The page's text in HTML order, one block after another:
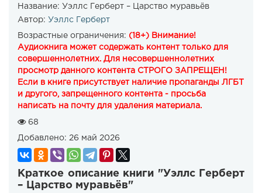
Название: Уэллс Герберт – Царство муравьёв
Автор: Уэллс Герберт
Возрастные ограничения: (18+) Внимание!
Аудиокнига может содержать контент только для
совершеннолетних. Для несовершеннолетних
просмотр данного контента СТРОГО ЗАПРЕЩЕН!
Если в книге присутствует наличие пропаганды ЛГБТ
и другого, запрещенного контента - просьба
написать на почту для удаления материала.
68
Добавлено: 26 май 2026
Краткое описание книги "Уэллс Герберт
– Царство муравьёв"